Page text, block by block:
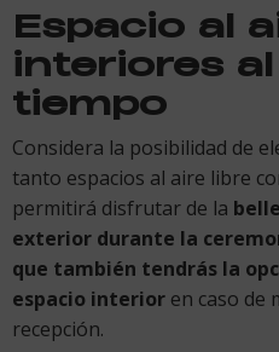
Espacio al
interiores
tiempo
Considera la posibilidad de
tanto espacios al aire libre
permitirá disfrutar de la
exterior durante la
que también tendrás la
espacio interior en caso de
recepción.